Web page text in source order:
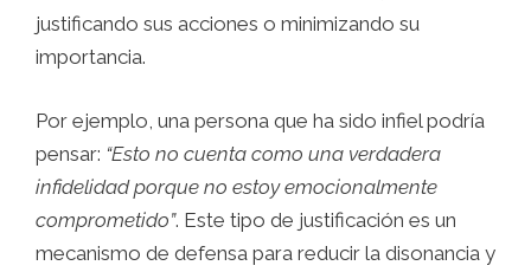
justificando sus acciones o minimizando su
importancia.
Por ejemplo, una persona que ha sido infiel podría
pensar: “Esto no cuenta como una verdadera
infidelidad porque no estoy emocionalmente
comprometido”. Este tipo de justificación es un
mecanismo de defensa para reducir la disonancia y